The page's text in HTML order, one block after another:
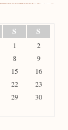
S S
1
2
8
9
15
16
22
23
29
30